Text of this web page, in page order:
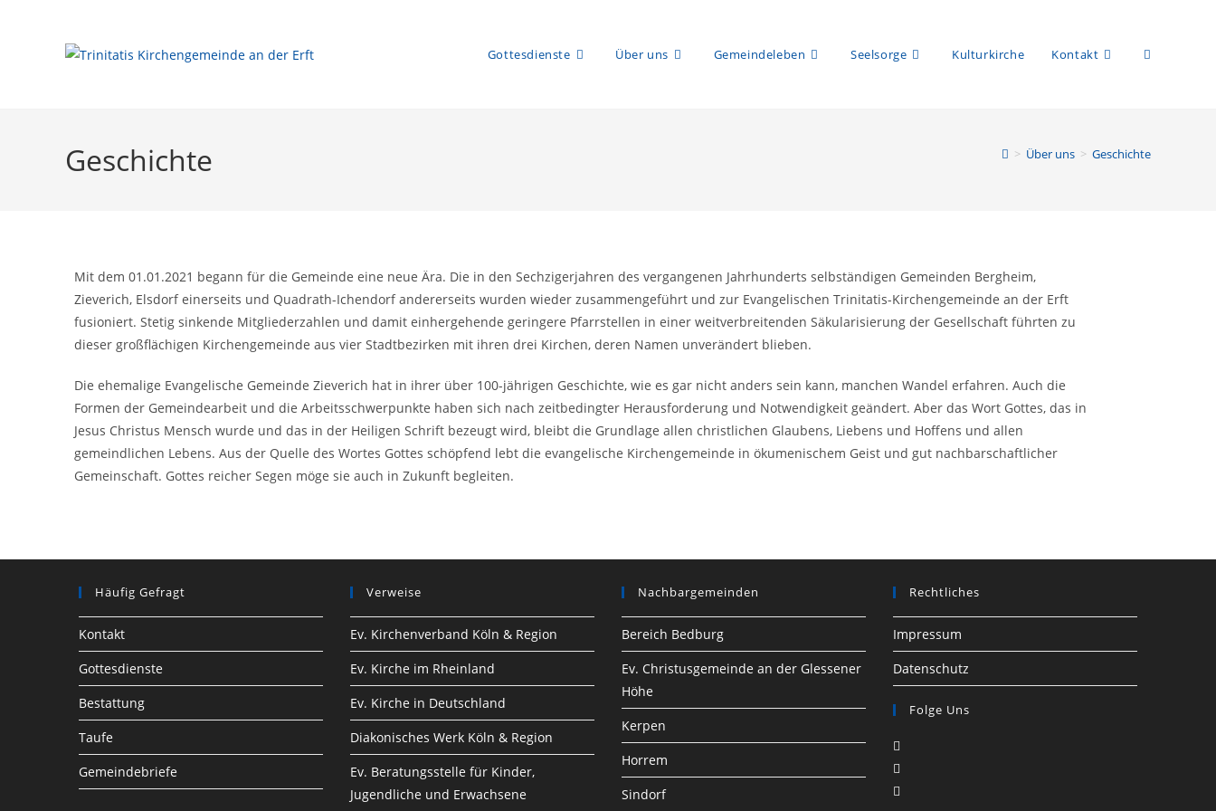
Gottesdienste Über uns Gemeindeleben Seelsorge Kulturkirche Kontakt
Geschichte > Über uns > Geschichte
Mit dem 01.01.2021 begann für die Gemeinde eine neue Ära. Die in den Sechzigerjahren des vergangenen Jahrhunderts selbständigen Gemeinden Bergheim,
Zieverich, Elsdorf einerseits und Quadrath-Ichendorf andererseits wurden wieder zusammengeführt und zur Evangelischen Trinitatis-Kirchengemeinde an der Erft
fusioniert. Stetig sinkende Mitgliederzahlen und damit einhergehende geringere Pfarrstellen in einer weitverbreitenden Säkularisierung der Gesellschaft führten zu
dieser großflächigen Kirchengemeinde aus vier Stadtbezirken mit ihren drei Kirchen, deren Namen unverändert blieben.
Die ehemalige Evangelische Gemeinde Zieverich hat in ihrer über 100-jährigen Geschichte, wie es gar nicht anders sein kann, manchen Wandel erfahren. Auch die
Formen der Gemeindearbeit und die Arbeitsschwerpunkte haben sich nach zeitbedingter Herausforderung und Notwendigkeit geändert. Aber das Wort Gottes, das in
Jesus Christus Mensch wurde und das in der Heiligen Schrift bezeugt wird, bleibt die Grundlage allen christlichen Glaubens, Liebens und Hoffens und allen
gemeindlichen Lebens. Aus der Quelle des Wortes Gottes schöpfend lebt die evangelische Kirchengemeinde in ökumenischem Geist und gut nachbarschaftlicher
Gemeinschaft. Gottes reicher Segen möge sie auch in Zukunft begleiten.
Häufig Gefragt
Kontakt
Gottesdienste
Bestattung
Taufe
Gemeindebriefe
Verweise
Ev. Kirchenverband Köln & Region
Ev. Kirche im Rheinland
Ev. Kirche in Deutschland
Diakonisches Werk Köln & Region
Ev. Beratungsstelle für Kinder,
Jugendliche und Erwachsene
Nachbargemeinden
Bereich Bedburg
Ev. Christusgemeinde an der Glessener
Höhe
Kerpen
Horrem
Sindorf
Rechtliches
Impressum
Datenschutz
Folge Uns